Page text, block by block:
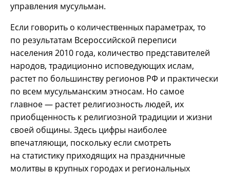
управления мусульман.
Если говорить о количественных параметрах, то
по результатам Всероссийской переписи
населения 2010 года, количество представителей
народов, традиционно исповедующих ислам,
растет по большинству регионов РФ и практически
по всем мусульманским этносам. Но самое
главное — растет религиозность людей, их
приобщенность к религиозной традиции и жизни
своей общины. Здесь цифры наиболее
впечатляющи, поскольку если смотреть
на статистику приходящих на праздничные
молитвы в крупных городах и региональных